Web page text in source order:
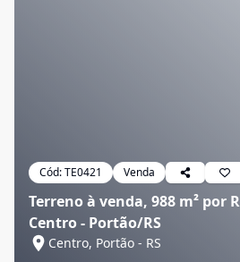
Cód:TE0421 Venda
Terreno à venda, 988 m² por
Centro - Portão/RS
Centro, Portão - RS